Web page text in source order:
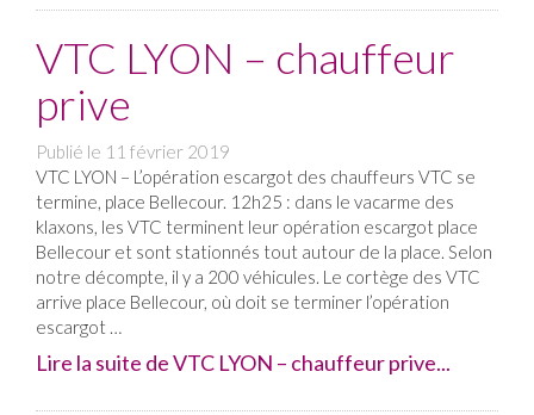
VTC LYON – chauffeur
prive
Publié le 11 février 2019
VTC LYON – L’opération escargot des chauffeurs VTC se
termine, place Bellecour. 12h25 : dans le vacarme des
klaxons, les VTC terminent leur opération escargot place
Bellecour et sont stationnés tout autour de la place. Selon
notre décompte, il y a 200 véhicules. Le cortège des VTC
arrive place Bellecour, où doit se terminer l’opération
escargot …
Lire la suite de VTC LYON – chauffeur prive...